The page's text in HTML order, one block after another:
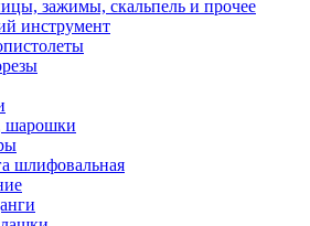
зажимы, скальпель и прочее
инструмент
шарошки
шлифовальная